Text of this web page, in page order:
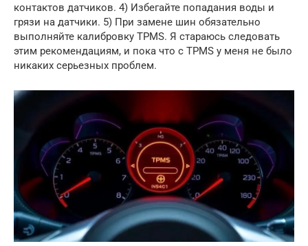
контактов датчиков. 4) Избегайте попадания воды и
грязи на датчики. 5) При замене шин обязательно
выполняйте калибровку TPMS. Я стараюсь следовать
этим рекомендациям, и пока что с TPMS у меня не было
никаких серьезных проблем.